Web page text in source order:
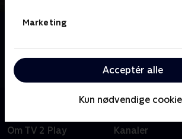
Marketing
Acceptér alle
Kun nødvendige
Om Mord i Skærgården
Linde, der opklarer uhyggelige
stockholmske skærgård.
Om TV 2 Play Kanaler